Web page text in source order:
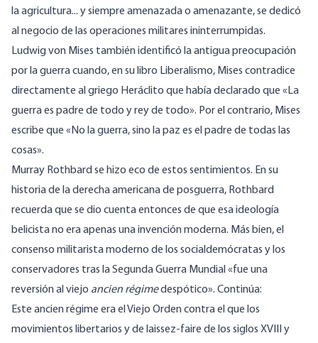
la agricultura... y siempre amenazada o amenazante, se dedicó
al negocio de las operaciones militares ininterrumpidas.
Ludwig von Mises también identificó la antigua preocupación
por la guerra cuando, en su libro Liberalismo, Mises contradice
directamente al griego Heráclito que había declarado que «La
guerra es padre de todo y rey de todo». Por el contrario, Mises
escribe que «No la guerra, sino la paz es el padre de todas las
cosas».
Murray Rothbard se hizo eco de estos sentimientos. En su
historia de la derecha americana de posguerra, Rothbard
recuerda que se dio cuenta entonces de que esa ideología
belicista no era apenas una invención moderna. Más bien, el
consenso militarista moderno de los socialdemócratas y los
conservadores tras la Segunda Guerra Mundial «fue una
reversión al viejo ancien régimedespótico». Continúa:
Este ancien régime era el Viejo Orden contra el que los
movimientos libertarios y de laissez-faire de los siglos XVIII y